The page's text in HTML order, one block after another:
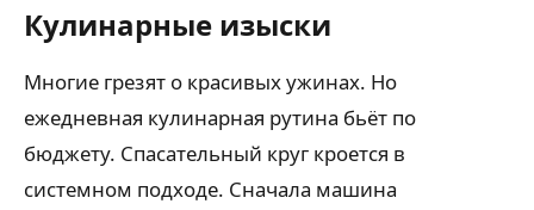
Кулинарные изыски
Многие грезят о красивых ужинах. Но
ежедневная кулинарная рутина бьёт по
бюджету. Спасательный круг кроется в
системном подходе. Сначала машина